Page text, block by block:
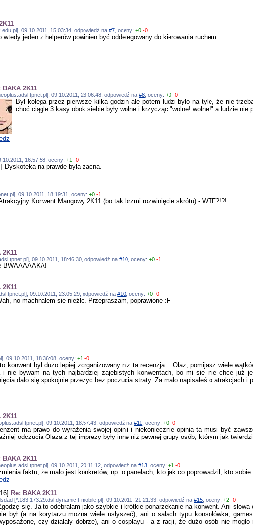
09.10.2011, 15:03:34, odpowiedź na#7, oceny:+0 -0
wtedy jeden z helperów powinien być oddelegowany do kierowania ruchem
BAKA 2K11
09.10.2011, 23:06:48, odpowiedź na#8 , oceny:+0 -0
Był kolega przez pierwsze kilka godzin ale potem ludzi było na tyle, że nie
choć ciągle 3 kasy obok siebie były wolne i krzycząc "wolne! wolne!" a ludzie nie
16:57:58, oceny:+1 -0
Dyskoteka na prawdę była zacna.
09.10.2011, 18:19:31, oceny:+0 -1
Konwent Mangowy 2K11 (bo tak brzmi rozwinięcie skrótu) - WTF?!?!
2K11
09.10.2011, 18:46:30, odpowiedź na#10 , oceny:+0 -1
BWAAAAAKA!
2K11
09.10.2011, 23:05:29, odpowiedź na#10 , oceny:+0 -0
no machnąłem się nieźle. Przepraszam, poprawione :F
09.10.2011, 18:36:08, oceny:+1 -0
konwent był dużo lepiej zorganizowany niz ta recenzja... Olaz, pomijasz wiele
i nie bywam na tych najbardziej zajebistych konwentach, bo mi się nie chce już
dało się spokojnie przezyc bez poczucia straty. Za mało napisałeś o atrakcjach i
2K11
09.10.2011, 18:57:43, odpowiedź na#11 , oceny:+0 -0
ma prawo do wyrażenia swojej opinii i niekoniecznie opinia ta musi być
odczucia Olaza z tej imprezy były inne niż pewnej grupy osób, którym jak
BAKA 2K11
09.10.2011, 20:11:12, odpowiedź na#13 , oceny:+1 -0
faktu, że mało jest konkretów, np. o panelach, kto jak co poprowadził, kto sobie
Re: BAKA 2K11
[*.183.173.29.dsl.dynamic.t-mobile.pl], 09.10.2011, 21:21:33, odpowiedź na#15 , oceny:+2 -0
się. Ja to odebrałam jako szybkie i krótkie ponarzekanie na konwent. Ani
był (a na korytarzu można wiele usłyszeć), ani o salach typu konsolówka,
czy działały dobrze), ani o cosplayu - a z racji, że dużo osób nie